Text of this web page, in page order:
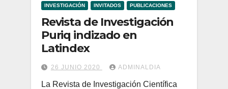
INVESTIGACIÓN INVITADOS PUBLICACIONES
Revista de Investigación
Puriq indizado en
Latindex
26 JUNIO 2020 ADMINALDIA
La Revista de Investigación Científica